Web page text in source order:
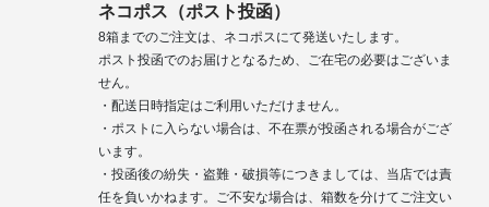
ネコポス（ポスト投函）
8箱までのご注文は、ネコポスにて発送いたします。
ポスト投函でのお届けとなるため、ご在宅の必要はございま
せん。
・配送日時指定はご利用いただけません。
・ポストに入らない場合は、不在票が投函される場合がござ
います。
・投函後の紛失・盗難・破損等につきましては、当店では責
任を負いかねます。ご不安な場合は、箱数を分けてご注文い